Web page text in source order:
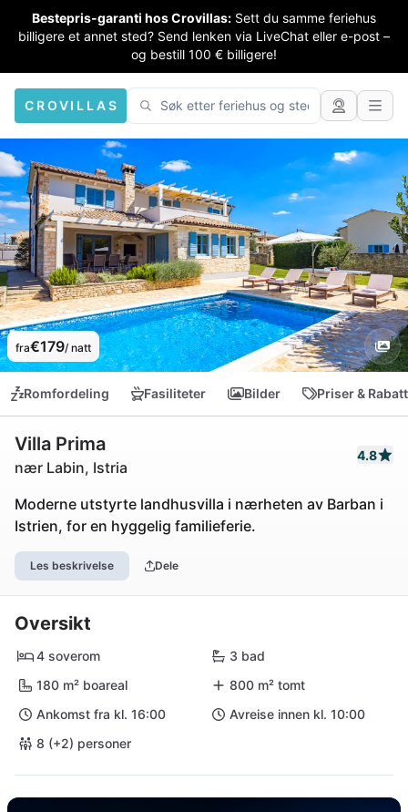
Bestepris-garanti hos Crovillas: Sett du samme feriehus
billigere et annet sted? Send lenken via LiveChat eller e-post –
og bestill 100 € billigere!
CROVILLAS
fra€179/ natt
Romfordeling Fasiliteter Bilder Priser &
Villa Prima
nær Labin, Istria
4.8
Moderne utstyrte landhusvilla i nærheten av Barban i
Istrien, for en hyggelig familieferie.
Les beskrivelse Dele
Oversikt
4 soverom
3 bad
180 m² boareal
800 m² tomt
Ankomst fra kl. 16:00
Avreise innen kl. 10:00
8 (+2) personer